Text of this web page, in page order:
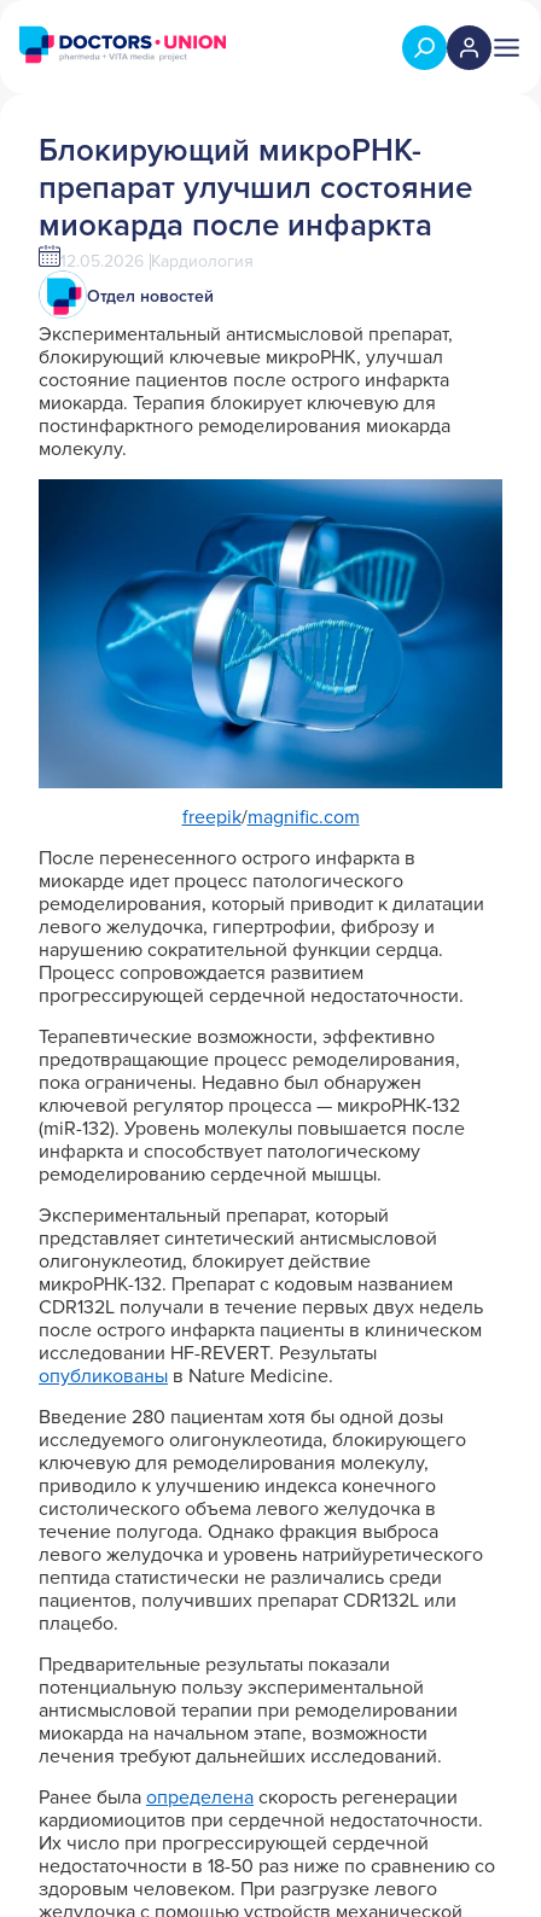
Блокирующий микроРНК-
препарат улучшил состояние
миокарда после инфаркта
12.05.2026 Кардиология
Отдел новостей
Экспериментальный антисмысловой препарат,
блокирующий ключевые микроРНК, улучшал
состояние пациентов после острого инфаркта
миокарда. Терапия блокирует ключевую для
постинфарктного ремоделирования миокарда
молекулу.
freepik/magnific.com
После перенесенного острого инфаркта в
миокарде идет процесс патологического
ремоделирования, который приводит к дилатации
левого желудочка, гипертрофии, фиброзу и
нарушению сократительной функции сердца.
Процесс сопровождается развитием
прогрессирующей сердечной недостаточности.
Терапевтические возможности, эффективно
предотвращающие процесс ремоделирования,
пока ограничены. Недавно был обнаружен
ключевой регулятор процесса — микроРНК-132
(miR-132). Уровень молекулы повышается после
инфаркта и способствует патологическому
ремоделированию сердечной мышцы.
Экспериментальный препарат, который
представляет синтетический антисмысловой
олигонуклеотид, блокирует действие
микроРНК-132. Препарат с кодовым названием
CDR132L получали в течение первых двух недель
после острого инфаркта пациенты в клиническом
исследовании HF-REVERT. Результаты
опубликованы в Nature Medicine.
Введение 280 пациентам хотя бы одной дозы
исследуемого олигонуклеотида, блокирующего
ключевую для ремоделирования молекулу,
приводило к улучшению индекса конечного
систолического объема левого желудочка в
течение полугода. Однако фракция выброса
левого желудочка и уровень натрийуретического
пептида статистически не различались среди
пациентов, получивших препарат CDR132L или
плацебо.
Предварительные результаты показали
потенциальную пользу экспериментальной
антисмысловой терапии при ремоделировании
миокарда на начальном этапе, возможности
лечения требуют дальнейших исследований.
Ранее была определена скорость регенерации
кардиомиоцитов при сердечной недостаточности.
Их число при прогрессирующей сердечной
недостаточности в 18-50 раз ниже по сравнению со
здоровым человеком. При разгрузке левого